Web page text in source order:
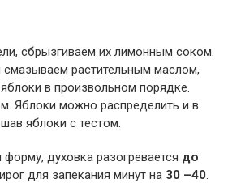
сбрызгиваем их лимонным соком.
растительным маслом,
в произвольном порядке.
Яблоки можно распределить и в
яблоки с тестом.
духовка разогревается до
для запекания минут на 30 –40.